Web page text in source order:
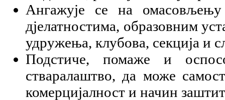
Ангажује се на
дјелатностима, образoвним
удружења, клубова, секција и
Подстиче, помаже и
стваралаштво, да може
комерцијалност и начин